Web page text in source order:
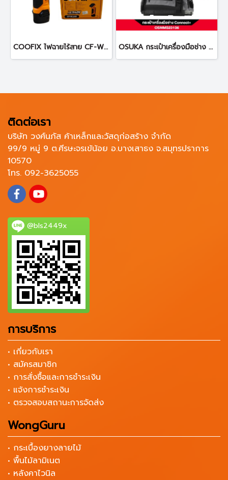
COOFIX ไฟฉายไร้สาย CF-WL001 ไฟฉาย OSUKA กระเป๋าเครื่องมือช่าง Connect+ OSMMS23106
ติดต่อเรา
บริษัท วงศ์นภัส ค้าเหล็กและวัสดุก่อสร้าง จำกัด
99/9 หมู่ 9 ต.ศีรษะจรเข้น้อย อ.บางเสาธง จ.สมุทรปราการ
10570
โทร. 092-3625055
@bls2449x
การบริการ
• เกี่ยวกับเรา
• สมัครสมาชิก
• การสั่งซื้อและการชำระเงิน
• แจ้งการชำระเงิน
• ตรวจสอบสถานะการจัดส่ง
WongGuru
• กระเบื้องยางลายไม้
• พื้นไม้ลามิเนต
• หลังคาไวนิล